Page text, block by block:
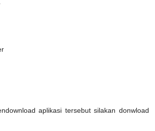
aplikasi tersebut silakan donwload